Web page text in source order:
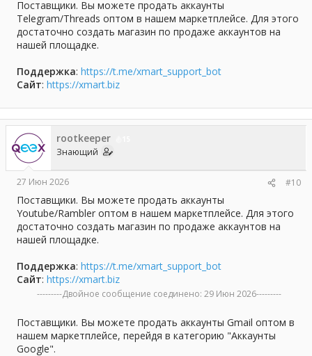
Поставщики. Вы можете продать аккаунты
Telegram/Threads оптом в нашем маркетплейсе. Для этого
достаточно создать магазин по продаже аккаунтов на
нашей площадке.
Поддержка: https://t.me/xmart_support_bot
Сайт: https://xmart.biz
rootkeeper
Знающий
27 Июн 2026 #10
Поставщики. Вы можете продать аккаунты
Youtube/Rambler оптом в нашем маркетплейсе. Для этого
достаточно создать магазин по продаже аккаунтов на
нашей площадке.
Поддержка: https://t.me/xmart_support_bot
Сайт: https://xmart.biz
---------Двойное сообщение соединено: 29 Июн 2026---------
Поставщики. Вы можете продать аккаунты Gmail оптом в
нашем маркетплейсе, перейдя в категорию "Аккаунты
Google".